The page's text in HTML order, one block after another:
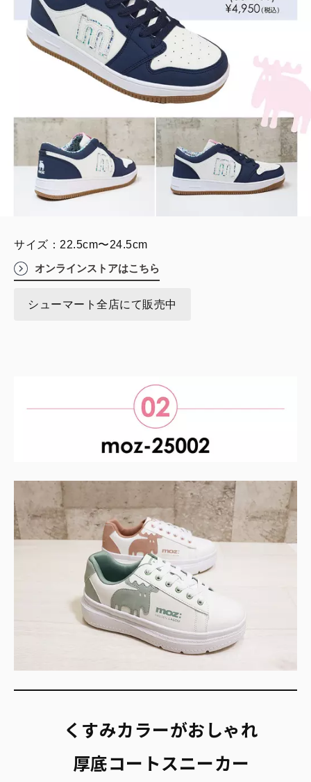
サイズ：22.5cm〜24.5cm
オンラインストアはこちら
シューマート全店にて販売中
くすみカラーがおしゃれ
厚底コートスニーカー